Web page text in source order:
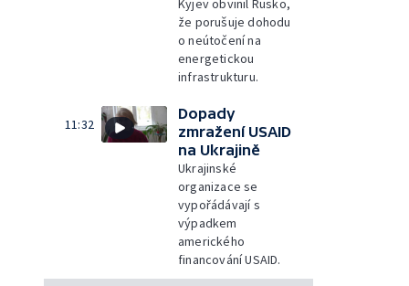
že porušuje dohodu
o neútočení na
energetickou
infrastrukturu.
11:32
Dopady
zmražení USAID
na Ukrajině
Ukrajinské
organizace se
vypořádávají s
výpadkem
amerického
financování USAID.